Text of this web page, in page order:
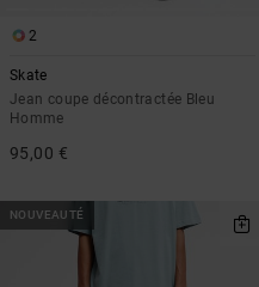
2
Skate
Jean coupe décontractée Bleu
Homme
95,00 €
NOUVEAUTÉ